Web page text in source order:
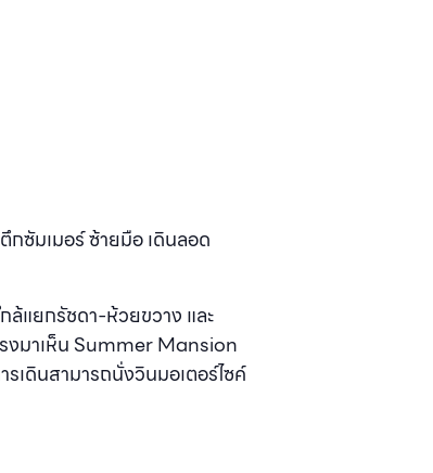
กซัมเมอร์ ซ้ายมือ เดินลอด
ล้แยกรัชดา-ห้วยขวาง และ
รงมาเห็น Summer Mansion
เดินสามารถนั่งวินมอเตอร์ไซค์